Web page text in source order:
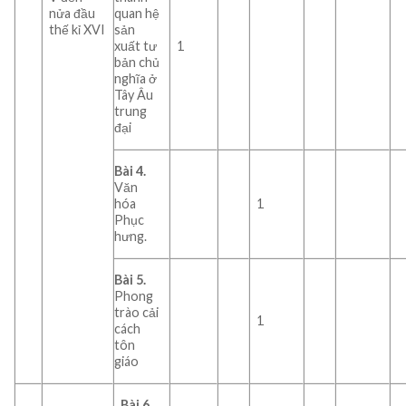
nửa đầu
thế kỉ XVI
quan hệ
sản
xuất tư
bản chủ
nghĩa ở
Tây Âu
trung
đại
1
Bài 4.
Văn
hóa
Phục
hưng.
1
Bài 5.
Phong
trào cải
cách
tôn
giáo
1